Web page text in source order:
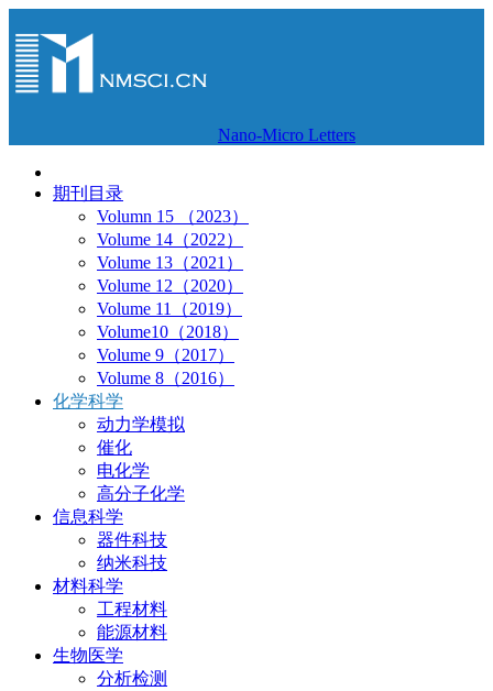
Nano-Micro Letters
期刊目录
Volumn 15 （2023）
Volume 14（2022）
Volume 13（2021）
Volume 12（2020）
Volume 11（2019）
Volume10（2018）
Volume 9（2017）
Volume 8（2016）
化学科学
动力学模拟
催化
电化学
高分子化学
信息科学
器件科技
纳米科技
材料科学
工程材料
能源材料
生物医学
分析检测